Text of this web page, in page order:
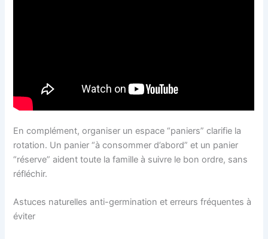
En complément, organiser un espace “paniers” clarifie la
rotation. Un panier “à consommer d’abord” et un panier
“réserve” aident toute la famille à suivre le bon ordre, sans
réfléchir.
Astuces naturelles anti-germination et erreurs fréquentes à
éviter